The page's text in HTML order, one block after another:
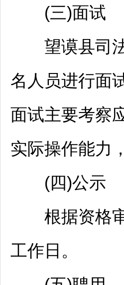
(三)面试
望谟县司
名人员进行面
面试主要考察
实际操作能力
(四)公示
根据资格审
工作日。